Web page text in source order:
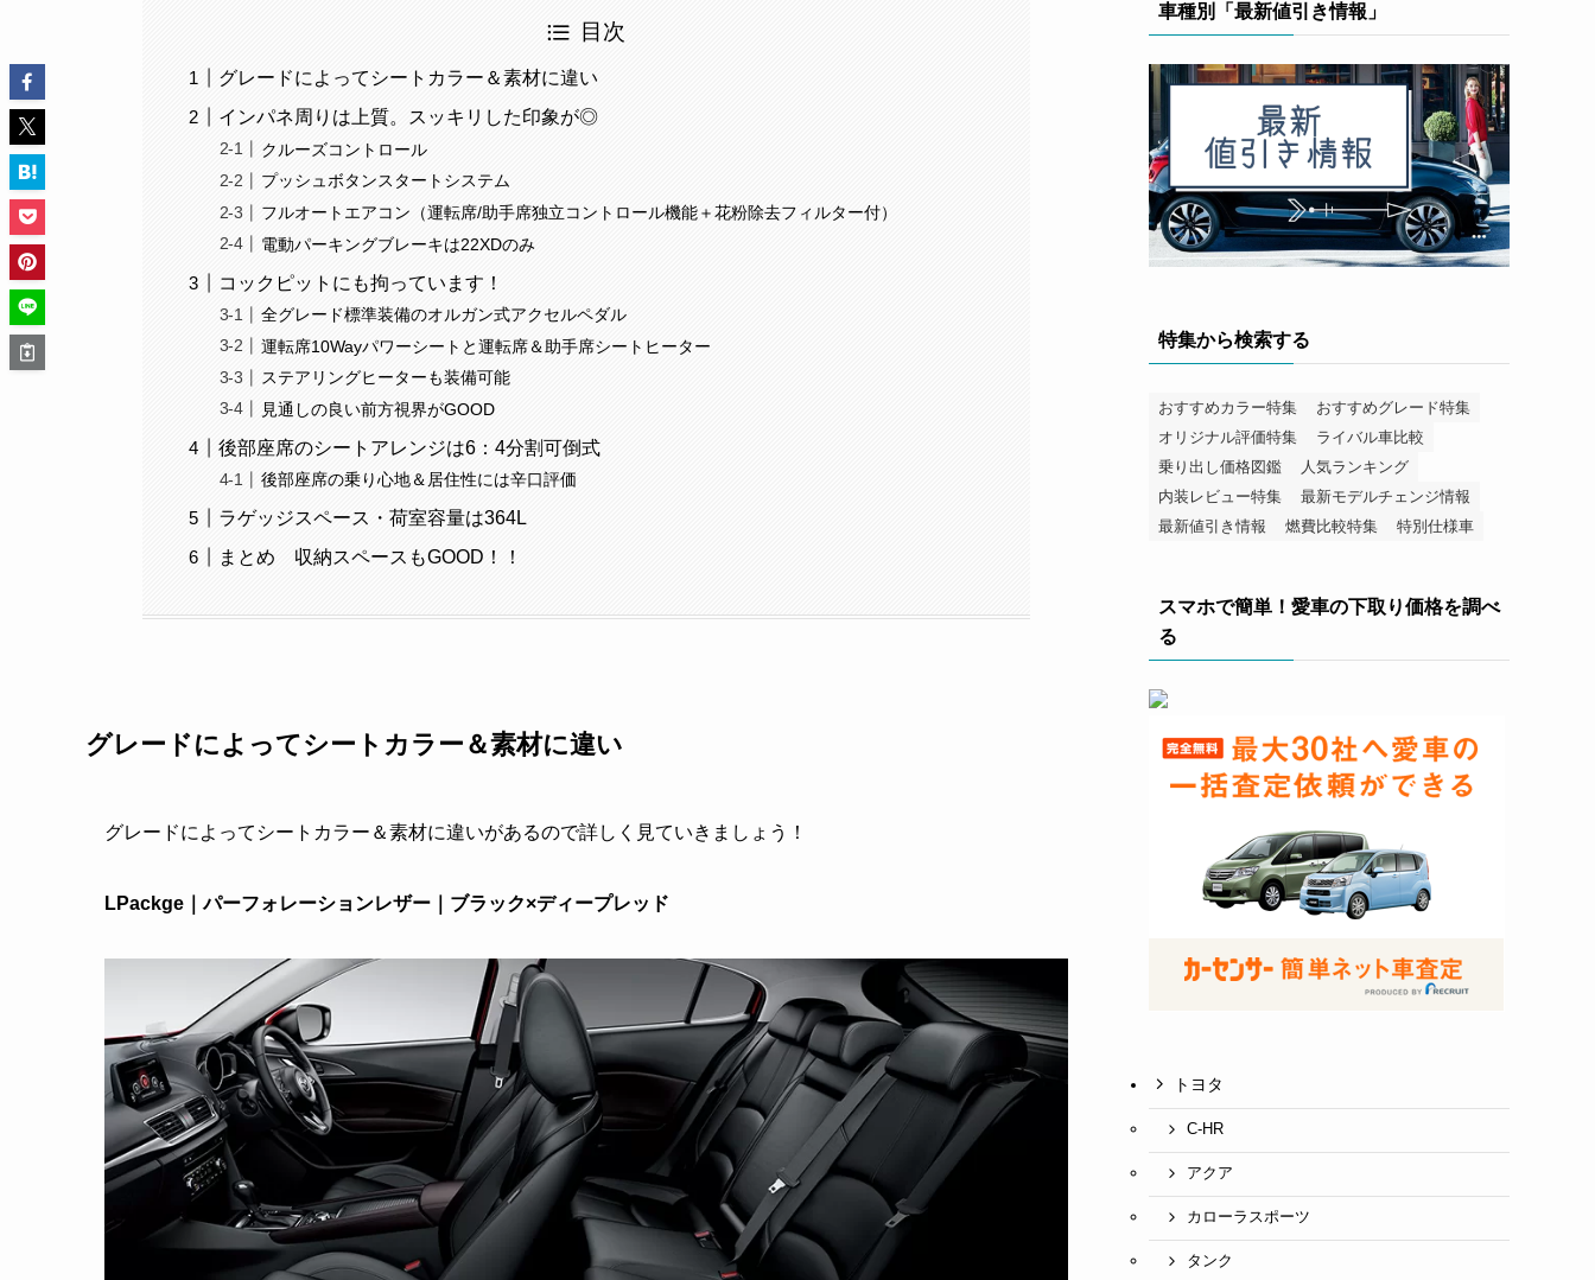
目次
グレードによってシートカラー＆素材に違い
インパネ周りは上質。スッキリした印象が◎
クルーズコントロール
プッシュボタンスタートシステム
フルオートエアコン（運転席/助手席独立コントロール機能＋花粉除去フィルター付）
電動パーキングブレーキは22XDのみ
コックピットにも拘っています！
全グレード標準装備のオルガン式アクセルペダル
運転席10Wayパワーシートと運転席＆助手席シートヒーター
ステアリングヒーターも装備可能
見通しの良い前方視界がGOOD
後部座席のシートアレンジは6：4分割可倒式
後部座席の乗り心地＆居住性には辛口評価
ラゲッジスペース・荷室容量は364L
まとめ 収納スペースもGOOD！！
グレードによってシートカラー＆素材に違い
グレードによってシートカラー＆素材に違いがあるので詳しく見ていきましょう！
LPackge｜パーフォレーションレザー｜ブラック×ディープレッド
車種別「最新値引き情報」
特集から検索する
おすすめカラー特集
おすすめグレード特集
オリジナル評価特集
ライバル車比較
乗り出し価格図鑑
人気ランキング
内装レビュー特集
最新モデルチェンジ情報
最新値引き情報
燃費比較特集 特別仕様車
スマホで簡単！愛車の下取り価格を調べ
る
トヨタ
C-HR
アクア
カローラスポーツ
タンク